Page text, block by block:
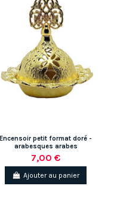
Encensoir petit format doré -
arabesques arabes
7,00 €
Ajouter au panier